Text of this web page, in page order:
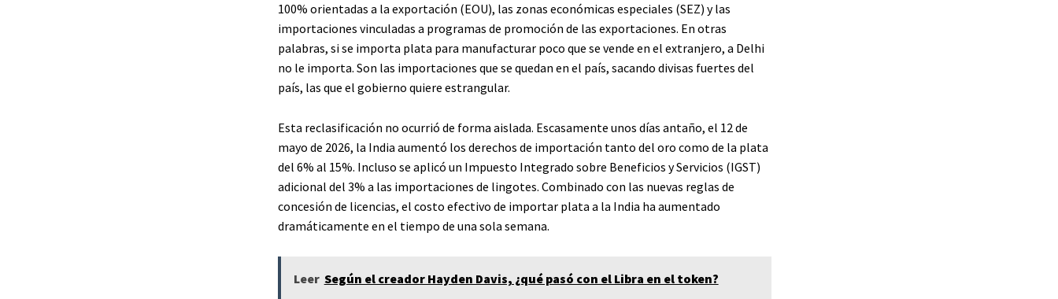
100% orientadas a la exportación (EOU), las zonas económicas especiales (SEZ) y las
importaciones vinculadas a programas de promoción de las exportaciones. En otras
palabras, si se importa plata para manufacturar poco que se vende en el extranjero, a Delhi
no le importa. Son las importaciones que se quedan en el país, sacando divisas fuertes del
país, las que el gobierno quiere estrangular.
Esta reclasificación no ocurrió de forma aislada. Escasamente unos días antaño, el 12 de
mayo de 2026, la India aumentó los derechos de importación tanto del oro como de la plata
del 6% al 15%. Incluso se aplicó un Impuesto Integrado sobre Beneficios y Servicios (IGST)
adicional del 3% a las importaciones de lingotes. Combinado con las nuevas reglas de
concesión de licencias, el costo efectivo de importar plata a la India ha aumentado
dramáticamente en el tiempo de una sola semana.
Leer Según el creador Hayden Davis, ¿qué pasó con el Libra en el token?